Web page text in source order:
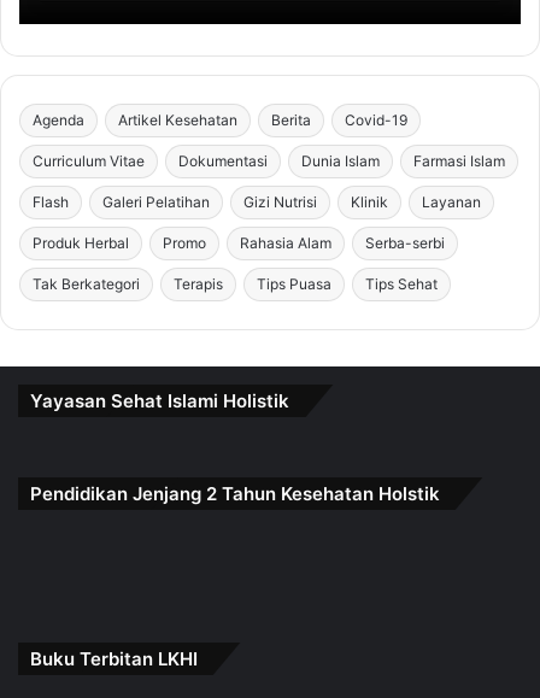
Agenda Artikel Kesehatan Berita Covid-19
Curriculum Vitae Dokumentasi Dunia Islam Farmasi Islam
Flash Galeri Pelatihan Gizi Nutrisi Klinik Layanan
Produk Herbal Promo Rahasia Alam Serba-serbi
Tak Berkategori Terapis Tips Puasa Tips Sehat
Yayasan Sehat Islami Holistik
Pendidikan Jenjang 2 Tahun Kesehatan Holstik
Buku Terbitan LKHI